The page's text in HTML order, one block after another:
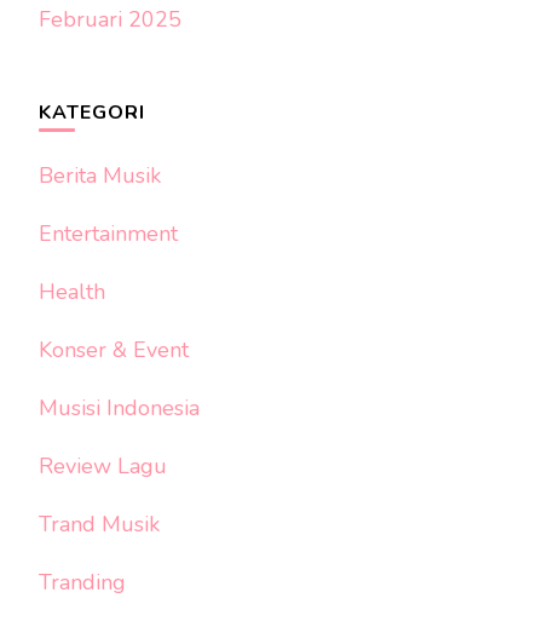
Februari 2025
KATEGORI
Berita Musik
Entertainment
Health
Konser & Event
Musisi Indonesia
Review Lagu
Trand Musik
Tranding